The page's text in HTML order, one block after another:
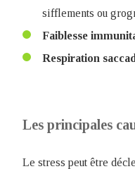
sifflements ou
Faiblesse
Respiration
Les principales
Le stress peut être